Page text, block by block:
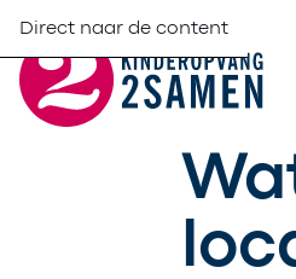
Direct naar de content